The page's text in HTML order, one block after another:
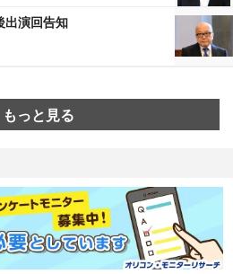
出演回告知
もっと見る